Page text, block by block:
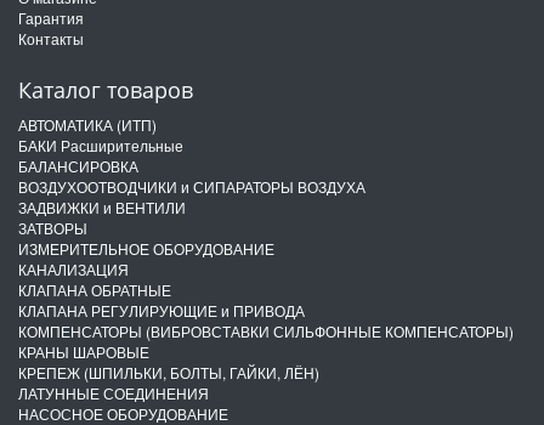
Гарантия
Контакты
Каталог товаров
АВТОМАТИКА (ИТП)
БАКИ Расширительные
БАЛАНСИРОВКА
ВОЗДУХООТВОДЧИКИ и СИПАРАТОРЫ ВОЗДУХА
ЗАДВИЖКИ и ВЕНТИЛИ
ЗАТВОРЫ
ИЗМЕРИТЕЛЬНОЕ ОБОРУДОВАНИЕ
КАНАЛИЗАЦИЯ
КЛАПАНА ОБРАТНЫЕ
КЛАПАНА РЕГУЛИРУЮЩИЕ и ПРИВОДА
КОМПЕНСАТОРЫ (ВИБРОВСТАВКИ СИЛЬФОННЫЕ КОМПЕНСАТОРЫ)
КРАНЫ ШАРОВЫЕ
КРЕПЕЖ (ШПИЛЬКИ, БОЛТЫ, ГАЙКИ, ЛЁН)
ЛАТУННЫЕ СОЕДИНЕНИЯ
НАСОСНОЕ ОБОРУДОВАНИЕ